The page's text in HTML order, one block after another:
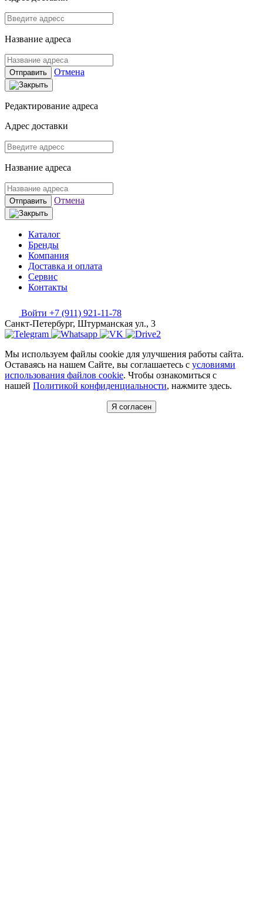
Название адреса
Отправить Отмена
Редактирование адреса
Адрес доставки
Название адреса
Отправить Отмена
Каталог
Бренды
Компания
Доставка и оплата
Сервис
Контакты
Войти +7 (911) 921-11-78
Санкт-Петербург, Штурманская ул., 3
Мы используем файлы cookie для улучшения работы сайта.
Оставаясь на нашем Сайте, вы соглашаетесь с условиями
использования файлов cookie. Чтобы ознакомиться с
нашей Политикой конфиденциальности, нажмите здесь.
Я согласен